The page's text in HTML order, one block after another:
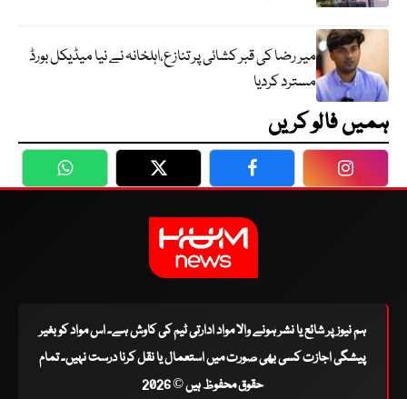
میر رضا کی قبر کشائی پر تنازع،اہلخانہ نے نیا میڈیکل بورڈ
مسترد کردیا
ہمیں فالو کریں
WhatsApp Twitter Facebook
ہم نیوز پر شائع یا نشر ہونے والا مواد ادارتی ٹیم کی کاوش ہے۔ اس مواد کو بغیر
پیشگی اجازت کسی بھی صورت میں استعمال یا نقل کرنا درست نہیں۔ تمام
حقوق محفوظ ہیں © 2026